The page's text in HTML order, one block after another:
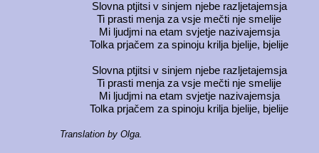
Slovna ptjitsi v sinjem njebe razljetajemsja
Ti prasti menja za vsje mečti nje smelije
Mi ljudjmi na etam svjetje nazivajemsja
Tolka prjačem za spinoju krilja bjelije, bjelije
Slovna ptjitsi v sinjem njebe razljetajemsja
Ti prasti menja za vsje mečti nje smelije
Mi ljudjmi na etam svjetje nazivajemsja
Tolka prjačem za spinoju krilja bjelije, bjelije
Translation by Olga.